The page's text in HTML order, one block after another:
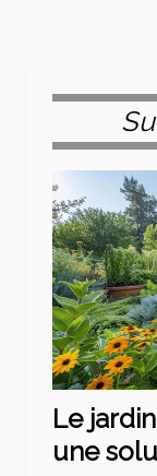
Le
une